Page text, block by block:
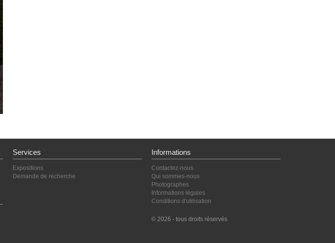
Services
Expositions
Demande de recherche
Informations
Contactez-nous
Qui sommes-nous
Photographes
Informations légales
Conditions d'utilisation
© 2026 - tous droits réservés